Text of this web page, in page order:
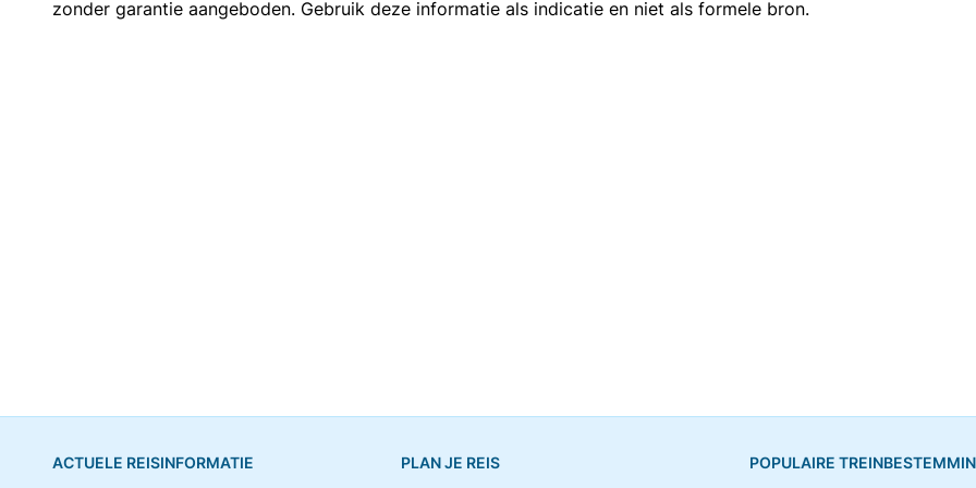
zonder garantie aangeboden. Gebruik deze informatie als indicatie en niet als formele bron.
ACTUELE REISINFORMATIE PLAN JE REIS POPULAIRE